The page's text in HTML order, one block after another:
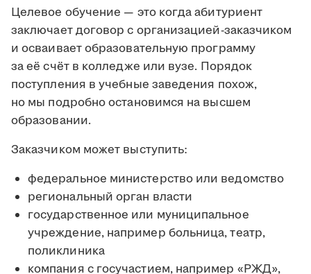
Целевое обучение — это когда абитуриент
заключает договор с организацией-заказчиком
и осваивает образовательную программу
за её счёт в колледже или вузе. Порядок
поступления в учебные заведения похож,
но мы подробно остановимся на высшем
образовании.
Заказчиком может выступить:
федеральное министерство или ведомство
региональный орган власти
государственное или муниципальное
учреждение, например больница, театр,
поликлиника
компания с госучастием, например «РЖД»,